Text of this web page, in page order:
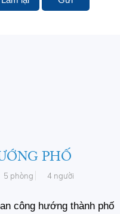
PHỐ
5 phòng 4 người
công hướng thành phố